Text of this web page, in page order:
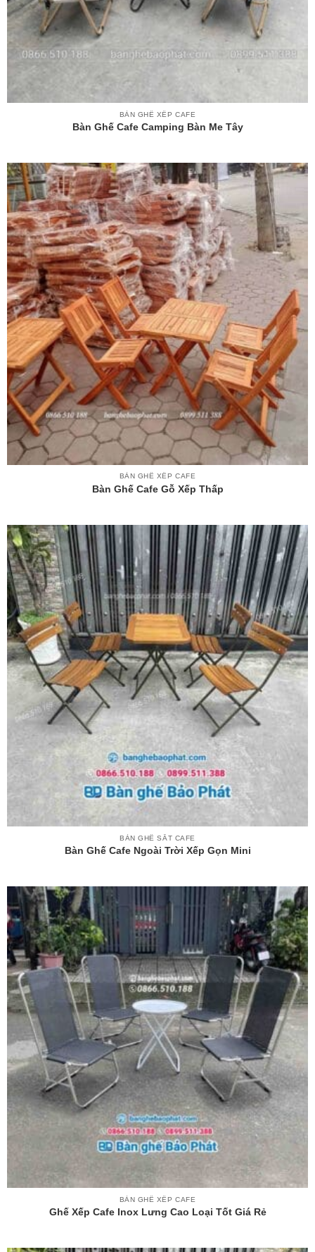
BÀN GHẾ XẾP CAFE
Bàn Ghế Cafe Camping Bàn Me Tây
BÀN GHẾ XẾP CAFE
Bàn Ghế Cafe Gỗ Xếp Thấp
BÀN GHẾ SẮT CAFE
Bàn Ghế Cafe Ngoài Trời Xếp Gọn Mini
BÀN GHẾ XẾP CAFE
Ghế Xếp Cafe Inox Lưng Cao Loại Tốt Giá Rẻ